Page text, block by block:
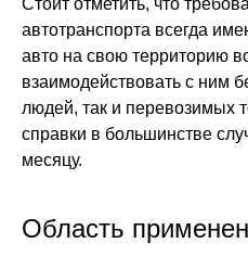
Стоит отметить, что
автотранспорта всегда
авто на свою территорию
взаимодействовать с ним
людей, так и перевозимых
справки в большинстве
месяцу.
Область